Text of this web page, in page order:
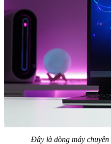
Đây là dòng máy